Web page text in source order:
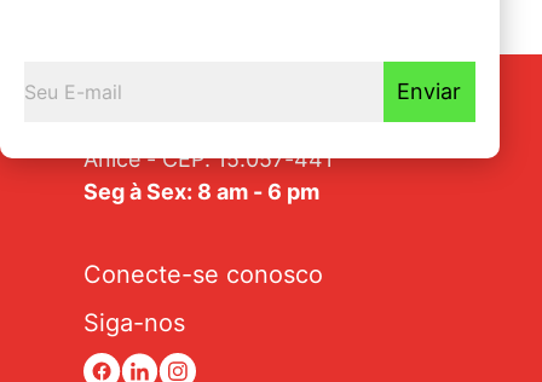
Enviar
Av. Tarraf, 2570/2580 - Jardim
Anice - CEP: 15.057-441
Seg à Sex: 8 am - 6 pm
Conecte-se conosco
Siga-nos